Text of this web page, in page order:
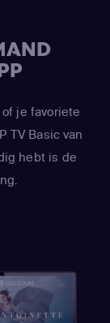
je favoriete
TV Basic van
hebt is de